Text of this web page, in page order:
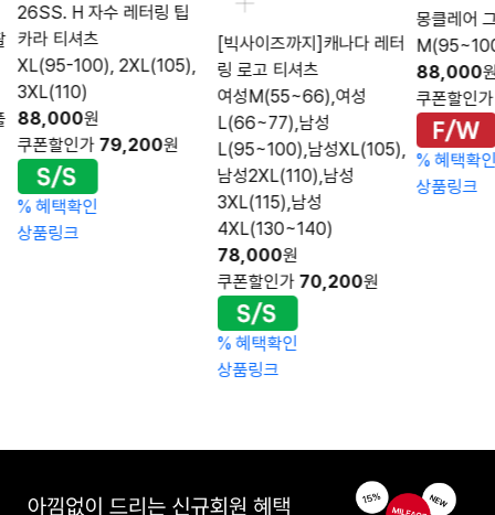
26SS. H 자수 레터링 팁
카라 티셔츠
XL(95-100), 2XL(105),
3XL(110)
88,000원
쿠폰할인가 79,200원
% 혜택확인
상품링크
[빅사이즈까지]캐나다 레터
링 로고 티셔츠
여성M(55~66),여성
L(66~77),남성
L(95~100),남성XL(105),
남성2XL(110),남성
3XL(115),남성
4XL(130~140)
78,000원
쿠폰할인가 70,200원
% 혜택확인
상품링크
몽클레어
88,000
쿠폰할인
% 혜택확
상품링크